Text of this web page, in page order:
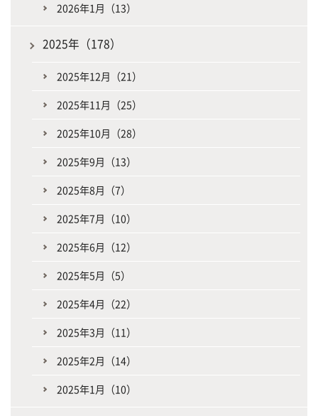
2026年1月（13）
2025年（178）
2025年12月（21）
2025年11月（25）
2025年10月（28）
2025年9月（13）
2025年8月（7）
2025年7月（10）
2025年6月（12）
2025年5月（5）
2025年4月（22）
2025年3月（11）
2025年2月（14）
2025年1月（10）